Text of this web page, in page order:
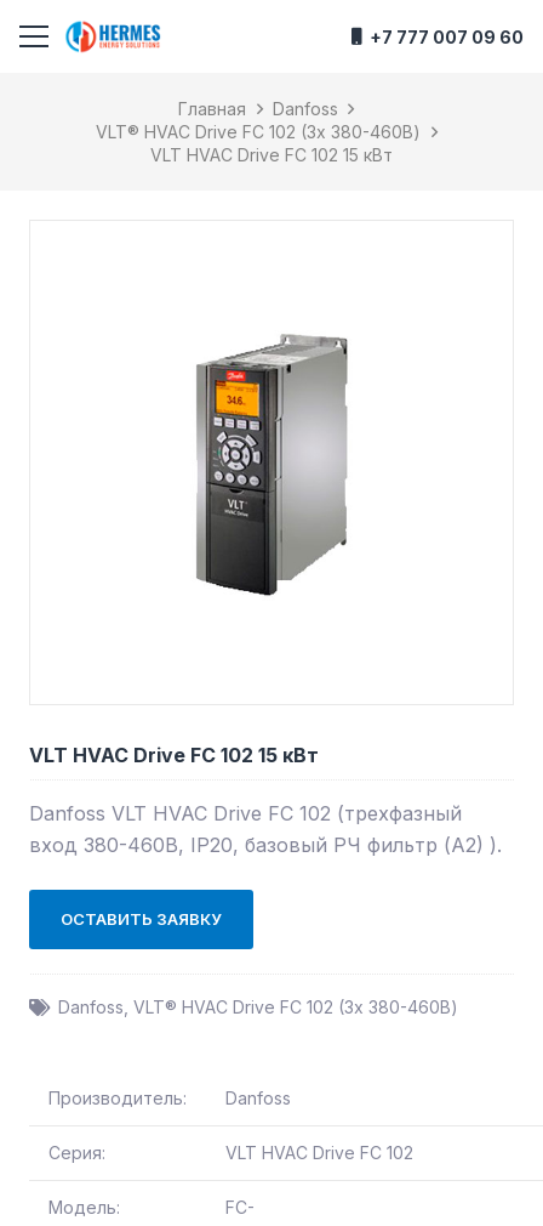
+7 777 007 09 60
Главная
Danfoss
VLT® HVAC Drive FC 102 (3х 380-460В)
VLT HVAC Drive FC 102 15 кВт
VLT HVAC Drive FC 102 15 кВт
Danfoss VLT HVAC Drive FC 102 (трехфазный
вход 380-460В, IP20, базовый РЧ фильтр (А2) ).
ОСТАВИТЬ ЗАЯВКУ
Danfoss VLT® HVAC Drive FC 102 (3х 380-460В)
Производитель: Danfoss
Серия: VLT HVAC Drive FC 102
Модель:
FC-